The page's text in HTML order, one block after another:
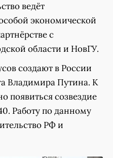
ведёт
экономической
с
области и НовГУ.
создают в России
Владимира Путина. К
появиться созвездие
Работу по данному
РФ и